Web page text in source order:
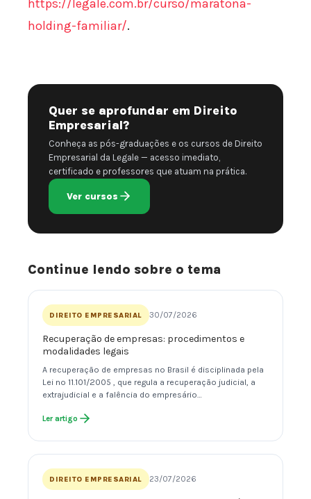
https://legale.com.br/curso/maratona-
holding-familiar/.
Quer se aprofundar em Direito
Empresarial?
Conheça as pós-graduações e os cursos de Direito
Empresarial da Legale — acesso imediato,
certificado e professores que atuam na prática.
Ver cursos
Continue lendo sobre o tema
DIREITO EMPRESARIAL 30/07/2026
Recuperação de empresas: procedimentos e
modalidades legais
A recuperação de empresas no Brasil é disciplinada pela
Lei nº 11.101/2005 , que regula a recuperação judicial, a
extrajudicial e a falência do empresário…
Ler artigo
DIREITO EMPRESARIAL 23/07/2026